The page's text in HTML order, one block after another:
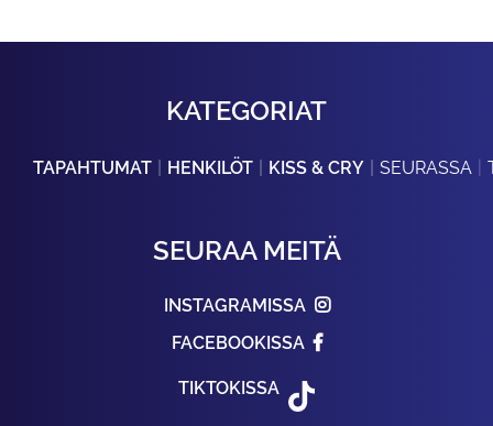
KATEGORIAT
TAPAHTUMAT HENKILÖT KISS & CRY SEURASSA
SEURAA MEITÄ
INSTAGRAMISSA
FACEBOOKISSA
TIKTOKISSA